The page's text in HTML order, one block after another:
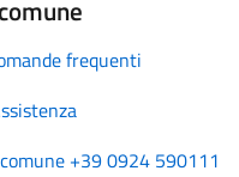
frequenti
+39 0924 590111